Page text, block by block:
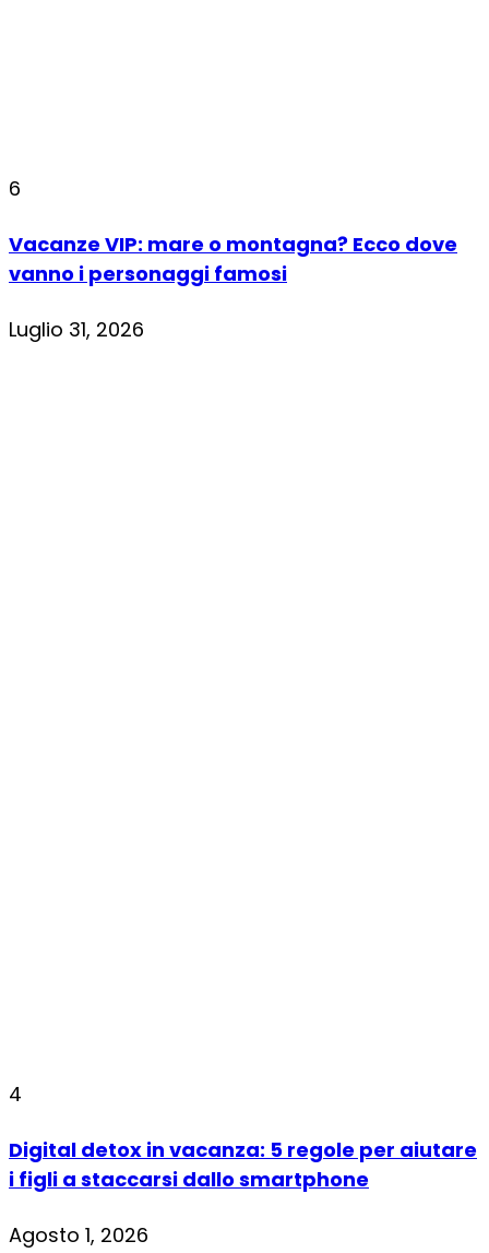
6
Vacanze VIP: mare o montagna? Ecco dove
vanno i personaggi famosi
Luglio 31, 2026
4
Digital detox in vacanza: 5 regole per aiutare
i figli a staccarsi dallo smartphone
Agosto 1, 2026